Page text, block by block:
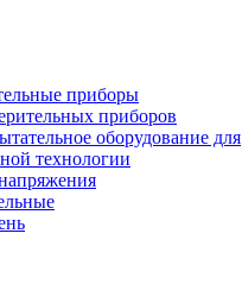
приборы
приборов
оборудование для
технологии